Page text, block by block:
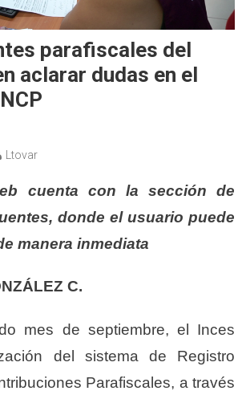
parafiscales del
aclarar dudas en el
Ltovar
cuenta con la sección de
donde el usuario puede
manera inmediata
C.
mes de septiembre, el Inces
del sistema de Registro
Parafiscales, a través